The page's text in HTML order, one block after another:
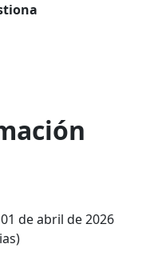
de abril de 2026